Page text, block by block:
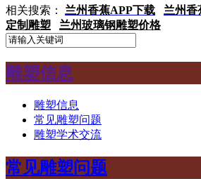
相关搜索： 兰州香蕉APP下载 兰州香
定制雕塑
兰州玻璃钢雕塑价格
雕塑信息
雕塑信息
常见雕塑问题
雕塑学术交流
常见雕塑问题